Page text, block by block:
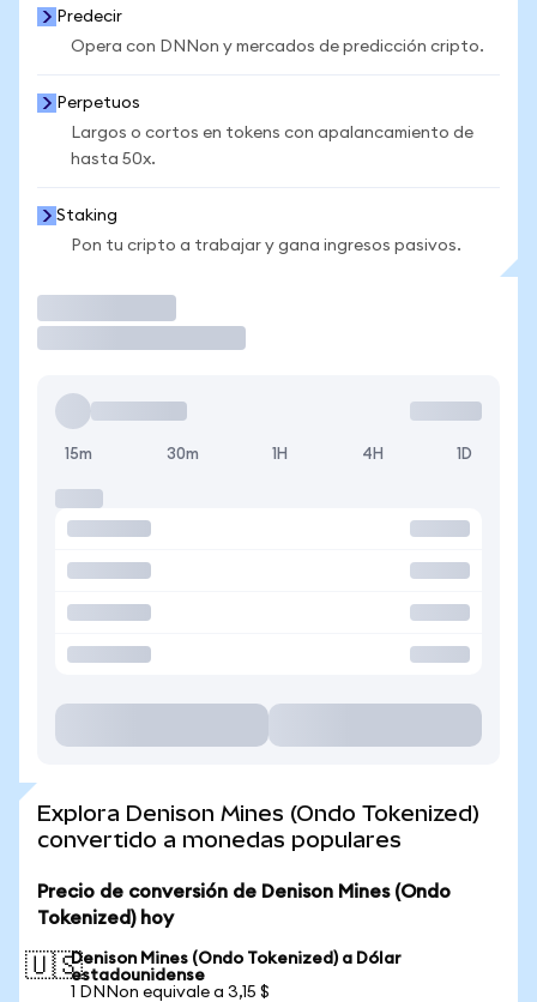
Predecir
Opera con DNNon y mercados de predicción cripto.
Perpetuos
Largos o cortos en tokens con apalancamiento de
hasta 50x.
Staking
Pon tu cripto a trabajar y gana ingresos pasivos.
15m 30m 1H 4H 1D
Explora Denison Mines (Ondo Tokenized)
convertido a monedas populares
Precio de conversión de Denison Mines (Ondo
Tokenized) hoy
🇺🇸Denison Mines (Ondo Tokenized) a Dólar
estadounidense
1 DNNon equivale a 3,15 $